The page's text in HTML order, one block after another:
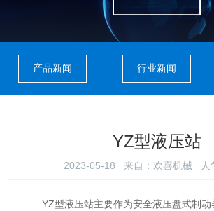
产品新闻 行业新闻
YZ型液压站
2023-05-18 来自：欢喜机械 人
YZ型液压站主要作为安全液压盘式制